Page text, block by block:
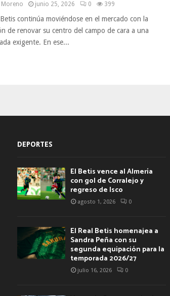
Moreno junio 25, 2026 0 399
continúa moviéndose en el mercado con la
de renovar su centro del campo de cara a una
exigente. En ese...
DEPORTES
El Betis vence al Almería
con gol de Corralejo y
regreso de Isco
agosto 1, 2026 0
El Real Betis homenajea a
Sandra Peña con su
segunda equipación para la
temporada 2026/27
julio 16, 2026 0